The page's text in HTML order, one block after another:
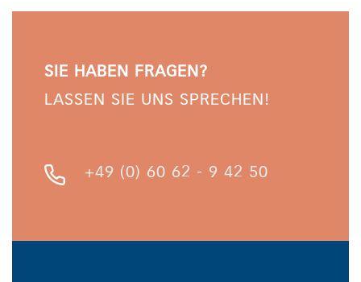
SIE HABEN FRAGEN?
LASSEN SIE UNS SPRECHEN!
+49 (0) 60 62 - 9 42 50